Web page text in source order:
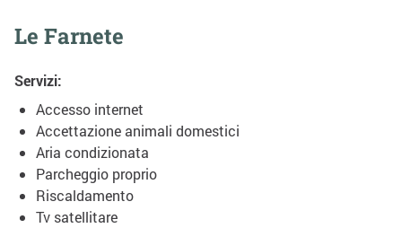
Le Farnete
Servizi:
Accesso internet
Accettazione animali domestici
Aria condizionata
Parcheggio proprio
Riscaldamento
Tv satellitare